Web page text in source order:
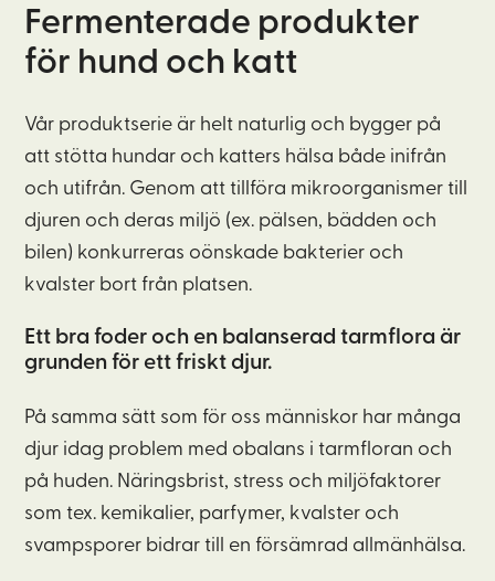
Fermenterade produkter
för hund och katt
Vår produktserie är helt naturlig och bygger på
att stötta hundar och katters hälsa både inifrån
och utifrån. Genom att tillföra mikroorganismer till
djuren och deras miljö (ex. pälsen, bädden och
bilen) konkurreras oönskade bakterier och
kvalster bort från platsen.
Ett bra foder och en balanserad tarmflora är
grunden för ett friskt djur.
På samma sätt som för oss människor har många
djur idag problem med obalans i tarmfloran och
på huden. Näringsbrist, stress och miljöfaktorer
som tex. kemikalier, parfymer, kvalster och
svampsporer bidrar till en försämrad allmänhälsa.